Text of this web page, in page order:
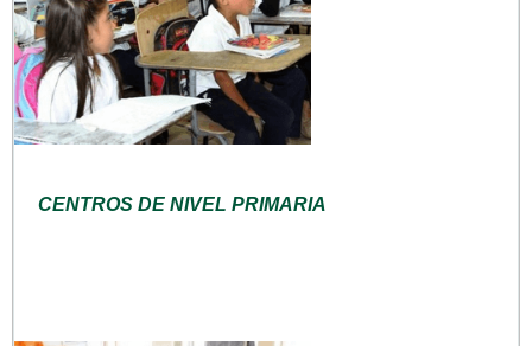
CENTROS DE NIVEL PRIMARIA